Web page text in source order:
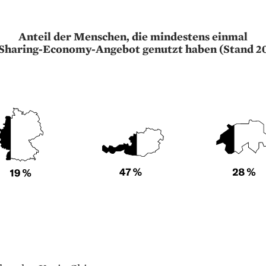
Anteil der Menschen, die mindestens einmal
Economy-Angebot genutzt haben (Stand